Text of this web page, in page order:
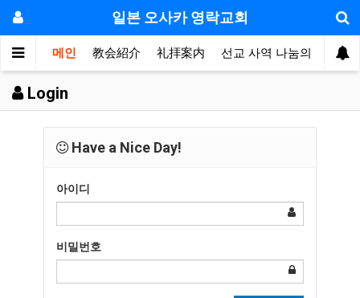
일본 오사카 영락교회
메인 教会紹介 礼拝案内 선교 사역 나눔의 방 敬
Login
Have a Nice Day!
아이디
비밀번호